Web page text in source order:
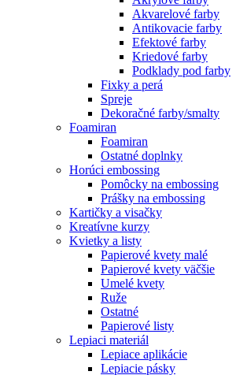
Akvarelové farby
Antikovacie farby
Efektové farby
Kriedové farby
Podklady pod farby
Fixky a perá
Spreje
Dekoračné farby/smalty
Foamiran
Foamiran
Ostatné doplnky
Horúci embossing
Pomôcky na embossing
Prášky na embossing
Kartičky a visačky
Kreatívne kurzy
Kvietky a listy
Papierové kvety malé
Papierové kvety väčšie
Umelé kvety
Ruže
Ostatné
Papierové listy
Lepiaci materiál
Lepiace aplikácie
Lepiacie pásky